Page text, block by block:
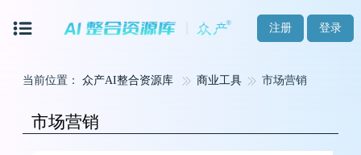
注册 登录
当前位置： 众产AI整合资源库 商业工具 市场营销
市场营销